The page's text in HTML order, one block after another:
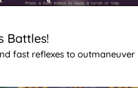
Battles!
fast reflexes to outmaneuver